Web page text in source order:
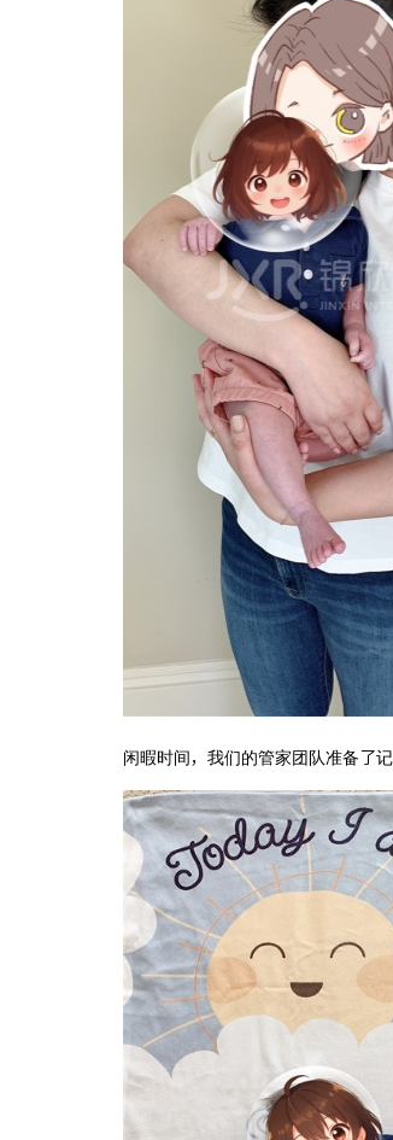
闲暇时间，我们的管家团队准备了